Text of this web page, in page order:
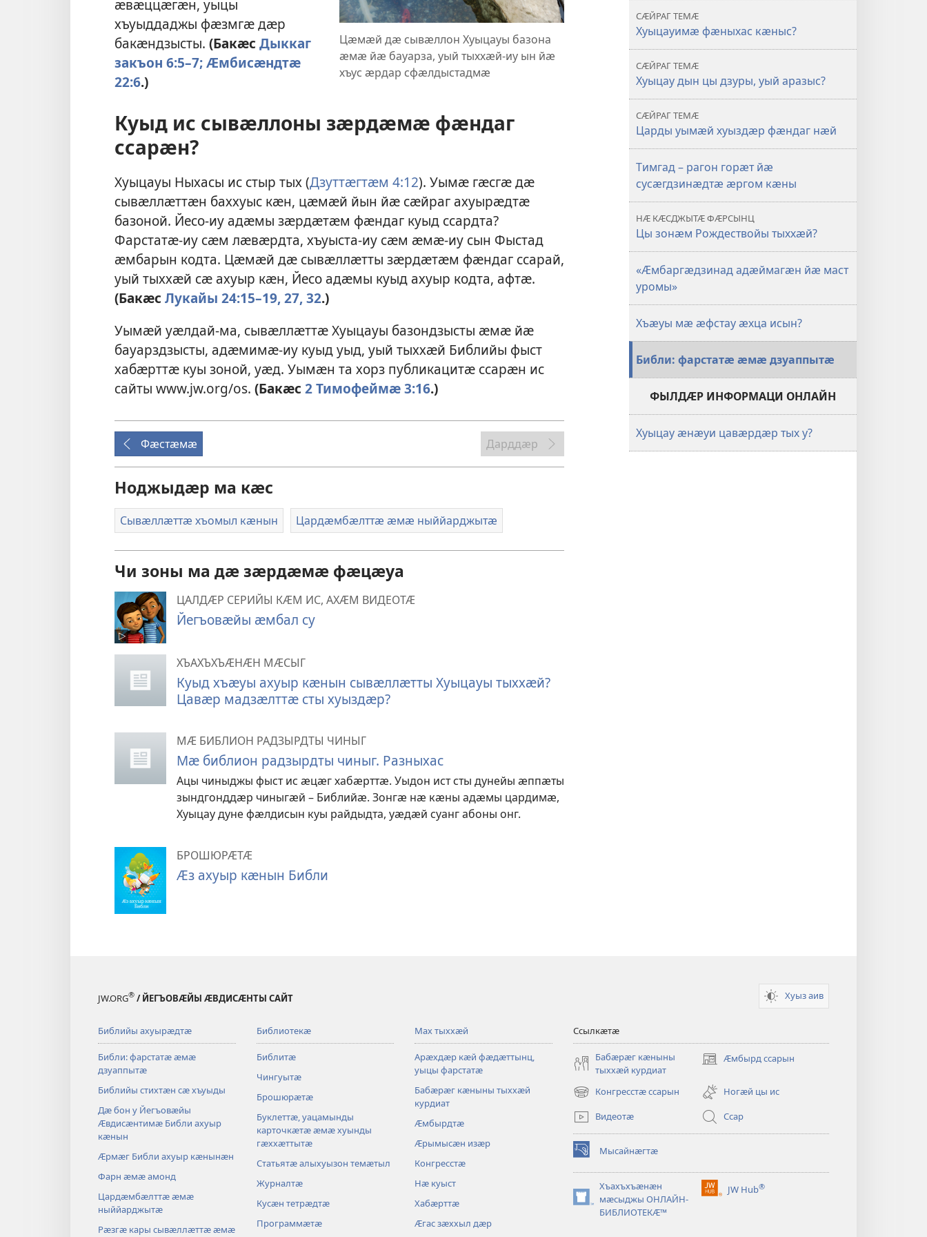
Цӕмӕй дӕ сывӕллон Хуыцауы базона
ӕмӕ йӕ бауарза, уый тыххӕй-иу ын йӕ
хъус ӕрдар сфӕлдыстадмӕ
ӕвӕццӕгӕн, уыцы
хъуыддаджы фӕзмгӕ дӕр
бакӕндзысты. (Бакӕс Дыккаг
закъон 6:5–7;Ӕмбисӕндтӕ
22:6.)
Куыд ис сывӕллоны зӕрдӕмӕ фӕндаг
ссарӕн?
Хуыцауы Ныхасы ис стыр тых (Дзуттӕгтӕм 4:12). Уымӕ гӕсгӕ дӕ
сывӕллӕттӕн баххуыс кӕн, цӕмӕй йын йӕ сӕйраг ахуырӕдтӕ
базоной. Йесо-иу адӕмы зӕрдӕтӕм фӕндаг куыд ссардта?
Фарстатӕ-иу сӕм лӕвӕрдта, хъуыста-иу сӕм ӕмӕ-иу сын Фыстад
ӕмбарын кодта. Цӕмӕй дӕ сывӕллӕтты зӕрдӕтӕм фӕндаг ссарай,
уый тыххӕй сӕ ахуыр кӕн, Йесо адӕмы куыд ахуыр кодта, афтӕ.
(Бакӕс Лукайы 24:15–19,27,32.)
Уымӕй уӕлдай-ма, сывӕллӕттӕ Хуыцауы базондзысты ӕмӕ йӕ
бауарздзысты, адӕмимӕ-иу куыд уыд, уый тыххӕй Библийы фыст
хабӕрттӕ куы зоной, уӕд. Уымӕн та хорз публикацитӕ ссарӕн ис
сайты www.jw.org/os. (Бакӕс 2 Тимофеймӕ 3:16.)
Фӕстӕмӕ Дарддӕр
Ноджыдӕр ма кӕс
Сывӕллӕттӕ хъомыл кӕнын Цардӕмбӕлттӕ ӕмӕ ныййарджытӕ
Чи зоны ма дӕ зӕрдӕмӕ фӕцӕуа
ЦАЛДӔР СЕРИЙЫ КӔМ ИС, АХӔМ ВИДЕОТӔ
Йегъовӕйы ӕмбал су
ХЪАХЪХЪӔНӔН МӔСЫГ
Куыд хъӕуы ахуыр кӕнын сывӕллӕтты Хуыцауы тыххӕй?
Цавӕр мадзӕлттӕ сты хуыздӕр?
МӔ БИБЛИОН РАДЗЫРДТЫ ЧИНЫГ
Мӕ библион радзырдты чиныг. Разныхас
Ацы чиныджы фыст ис ӕцӕг хабӕрттӕ. Уыдон ист сты дунейы ӕппӕты
зындгонддӕр чиныгӕй – Библийӕ. Зонгӕ нӕ кӕны адӕмы цардимӕ,
Хуыцау дуне фӕлдисын куы райдыдта, уӕдӕй суанг абоны онг.
БРОШЮРӔТӔ
Ӕз ахуыр кӕнын Библи
СӔЙРАГ ТЕМӔ
Хуыцауимӕ фӕныхас кӕныс?
СӔЙРАГ ТЕМӔ
Хуыцау дын цы дзуры, уый аразыс?
СӔЙРАГ ТЕМӔ
Царды уымӕй хуыздӕр фӕндаг нӕй
Тимгад – рагон горӕт йӕ
сусӕгдзинӕдтӕ ӕргом кӕны
НӔ КӔСДЖЫТӔ ФӔРСЫНЦ
Цы зонӕм Рождествойы тыххӕй?
«Ӕмбаргӕдзинад адӕймагӕн йӕ маст
уромы»
Хъӕуы мӕ ӕфстау ӕхца исын?
Библи: фарстатӕ ӕмӕ дзуаппытӕ
ФЫЛДӔР ИНФОРМАЦИ ОНЛАЙН
Хуыцау ӕнӕуи цавӕрдӕр тых у?
JW.ORG® / ЙЕГЪОВӔЙЫ ӔВДИСӔНТЫ САЙТ Хуыз аив
Библийы ахуырӕдтӕ
Библи: фарстатӕ ӕмӕ
дзуаппытӕ
Библийы стихтӕн сӕ хъуыды
Дӕ бон у Йегъовӕйы
Ӕвдисӕнтимӕ Библи ахуыр
кӕнын
Ӕрмӕг Библи ахуыр кӕнынӕн
Фарн ӕмӕ амонд
Цардӕмбӕлттӕ ӕмӕ
ныййарджытӕ
Рӕзгӕ кары сывӕллӕттӕ ӕмӕ
Библиотекӕ
Библитӕ
Чингуытӕ
Брошюрӕтӕ
Буклеттӕ, уацамынды
карточкӕтӕ ӕмӕ хуынды
гӕххӕттытӕ
Статьятӕ алыхуызон темӕтыл
Журналтӕ
Кусӕн тетрӕдтӕ
Программӕтӕ
Мах тыххӕй
Арӕхдӕр кӕй фӕдӕттынц,
уыцы фарстатӕ
Бабӕрӕг кӕныны тыххӕй
курдиат
Ӕмбырдтӕ
Ӕрымысӕн изӕр
Конгресстӕ
Нӕ куыст
Хабӕрттӕ
Ӕгас зӕххыл дӕр
Ссылкӕтӕ
Бабӕрӕг кӕныны
тыххӕй курдиат
Ӕмбырд ссарын
(opens
window)
Конгресстӕ ссарын
(opens
new
window)
Ногӕй цы ис
Видеотӕ
Ссар
Мысайнӕгтӕ
(opens
new
window)Хъахъхъӕнӕн
мӕсыджы ОНЛАЙН-
БИБЛИОТЕКӔ™
(opens
JW Hub®
(opens